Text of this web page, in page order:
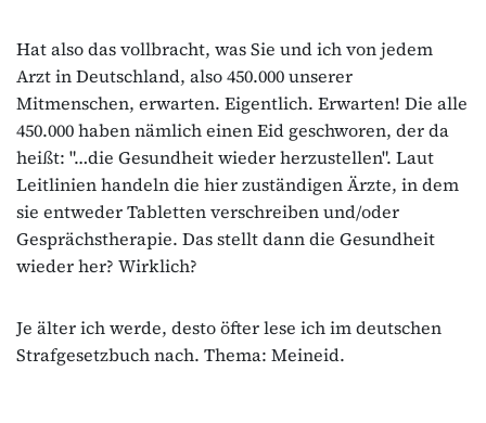
Hat also das vollbracht, was Sie und ich von jedem
Arzt in Deutschland, also 450.000 unserer
Mitmenschen, erwarten. Eigentlich. Erwarten! Die alle
450.000 haben nämlich einen Eid geschworen, der da
heißt: "…die Gesundheit wieder herzustellen". Laut
Leitlinien handeln die hier zuständigen Ärzte, in dem
sie entweder Tabletten verschreiben und/oder
Gesprächstherapie. Das stellt dann die Gesundheit
wieder her? Wirklich?
Je älter ich werde, desto öfter lese ich im deutschen
Strafgesetzbuch nach. Thema: Meineid.